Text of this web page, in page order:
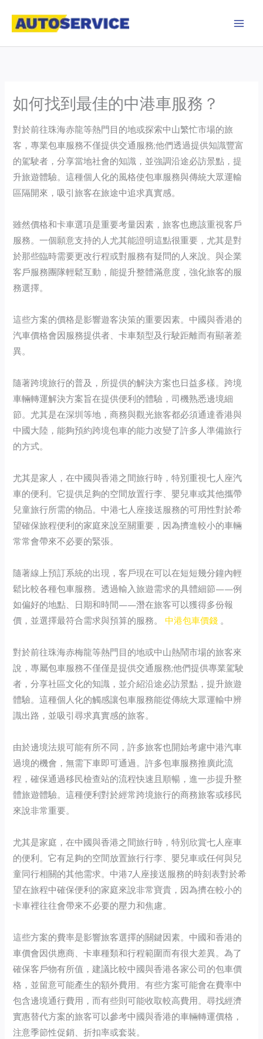
如何找到最佳的中港車服務？
對於前往珠海赤龍等熱門目的地或探索中山繁忙市場的旅
客，專業包車服務不僅提供交通服務;他們透過提供知識豐富
的駕駛者，分享當地社會的知識，並強調沿途必訪景點，提
升旅遊體驗。這種個人化的風格使包車服務與傳統大眾運輸
區隔開來，吸引旅客在旅途中追求真實感。
雖然價格和卡車選項是重要考量因素，旅客也應該重視客戶
服務。一個願意支持的人尤其能證明這點很重要，尤其是對
於那些臨時需要更改行程或對服務有疑問的人來說。與企業
客戶服務團隊輕鬆互動，能提升整體滿意度，強化旅客的服
務選擇。
這些方案的價格是影響遊客決策的重要因素。中國與香港的
汽車價格會因服務提供者、卡車類型及行駛距離而有顯著差
異。
隨著跨境旅行的普及，所提供的解決方案也日益多樣。跨境
車輛轉運解決方案旨在提供便利的體驗，司機熟悉邊境細
節。尤其是在深圳等地，商務與觀光旅客都必須通達香港與
中國大陸，能夠預約跨境包車的能力改變了許多人準備旅行
的方式。
尤其是家人，在中國與香港之間旅行時，特別重視七人座汽
車的便利。它提供足夠的空間放置行李、嬰兒車或其他攜帶
兒童旅行所需的物品。中港七人座接送服務的可用性對於希
望確保旅程便利的家庭來說至關重要，因為擠進較小的車輛
常常會帶來不必要的緊張。
隨著線上預訂系統的出現，客戶現在可以在短短幾分鐘內輕
鬆比較各種包車服務。透過輸入旅遊需求的具體細節——例
如偏好的地點、日期和時間——潛在旅客可以獲得多份報
價，並選擇最符合需求與預算的服務。中港包車價錢 。
對於前往珠海赤梅龍等熱門目的地或中山熱鬧市場的旅客來
說，專屬包車服務不僅僅是提供交通服務;他們提供專業駕駛
者，分享社區文化的知識，並介紹沿途必訪景點，提升旅遊
體驗。這種個人化的觸感讓包車服務能從傳統大眾運輸中辨
識出路，並吸引尋求真實感的旅客。
由於邊境法規可能有所不同，許多旅客也開始考慮中港汽車
過境的機會，無需下車即可通過。許多包車服務推廣此流
程，確保通過移民檢查站的流程快速且順暢，進一步提升整
體旅遊體驗。這種便利對於經常跨境旅行的商務旅客或移民
來說非常重要。
尤其是家庭，在中國與香港之間旅行時，特別欣賞七人座車
的便利。它有足夠的空間放置旅行行李、嬰兒車或任何與兒
童同行相關的其他需求。中港7人座接送服務的時刻表對於希
望在旅程中確保便利的家庭來說非常寶貴，因為擠在較小的
卡車裡往往會帶來不必要的壓力和焦慮。
這些方案的費率是影響旅客選擇的關鍵因素。中國和香港的
車價會因供應商、卡車種類和行程範圍而有很大差異。為了
確保客戶物有所值，建議比較中國與香港各家公司的包車價
格，並留意可能產生的額外費用。有些方案可能會在費率中
包含邊境通行費用，而有些則可能收取較高費用。尋找經濟
實惠替代方案的旅客可以參考中國與香港的車輛轉運價格，
注意季節性促銷、折扣率或套裝。